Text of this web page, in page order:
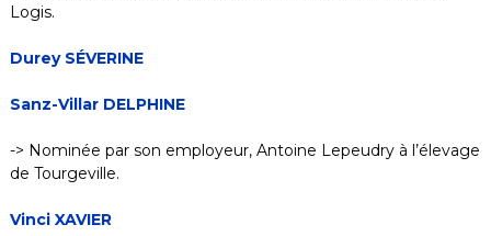
Logis.
Durey SÉVERINE
Sanz-Villar DELPHINE
-> Nominée par son employeur, Antoine Lepeudry à l’élevage
de Tourgeville.
Vinci XAVIER